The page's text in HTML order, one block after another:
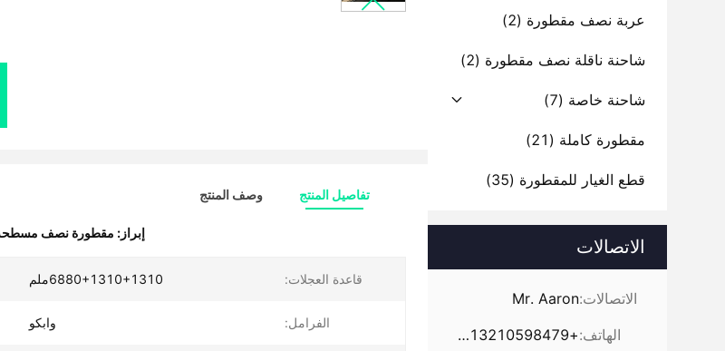
عربة نصف مقطورة (2)
شاحنة ناقلة نصف مقطورة (2)
شاحنة خاصة (7)
مقطورة كاملة (21)
قطع الغيار للمقطورة (35)
الاتصالات
الاتصالات:Mr. Aaron
الهاتف:
+86-13210598479
تفاصيل المنتج وصف المنتج
إبراز: مقطورة نصف مسطحة
قاعدة العجلات: 6880+1310+1310ملم
الفرامل: وابكو